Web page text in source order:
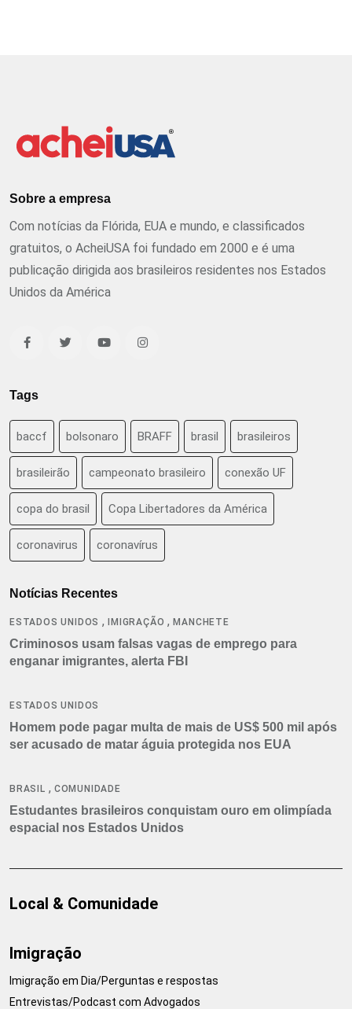
Sobre a empresa
Com notícias da Flórida, EUA e mundo, e classificados
gratuitos, o AcheiUSA foi fundado em 2000 e é uma
publicação dirigida aos brasileiros residentes nos Estados
Unidos da América
Tags
baccf bolsonaro BRAFF brasil brasileiros
brasileirão campeonato brasileiro conexão UF
copa do brasil Copa Libertadores da América
coronavirus coronavírus
Notícias Recentes
ESTADOS UNIDOS ,IMIGRAÇÃO ,MANCHETE
Criminosos usam falsas vagas de emprego para
enganar imigrantes, alerta FBI
ESTADOS UNIDOS
Homem pode pagar multa de mais de US$ 500 mil após
ser acusado de matar águia protegida nos EUA
BRASIL , COMUNIDADE
Estudantes brasileiros conquistam ouro em olimpíada
espacial nos Estados Unidos
Local & Comunidade
Imigração
Imigração em Dia/Perguntas e respostas
Entrevistas/Podcast com Advogados